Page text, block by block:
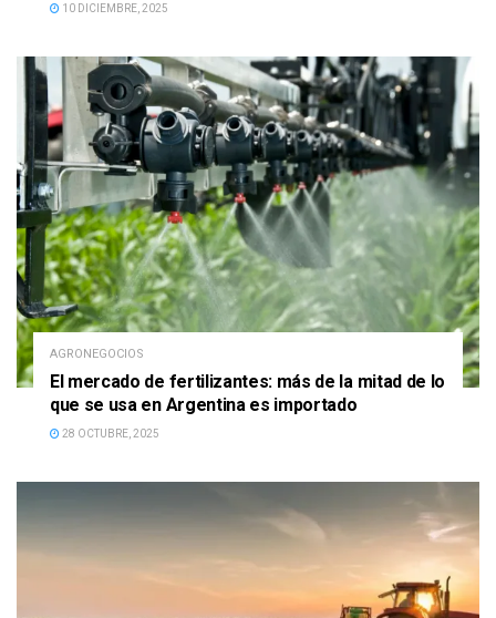
10 DICIEMBRE, 2025
AGRONEGOCIOS
El mercado de fertilizantes: más de la mitad de lo
que se usa en Argentina es importado
28 OCTUBRE, 2025